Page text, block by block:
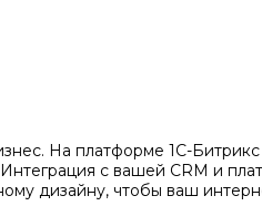
На платформе 1С-
с вашей CRM и
дизайну, чтобы ваш